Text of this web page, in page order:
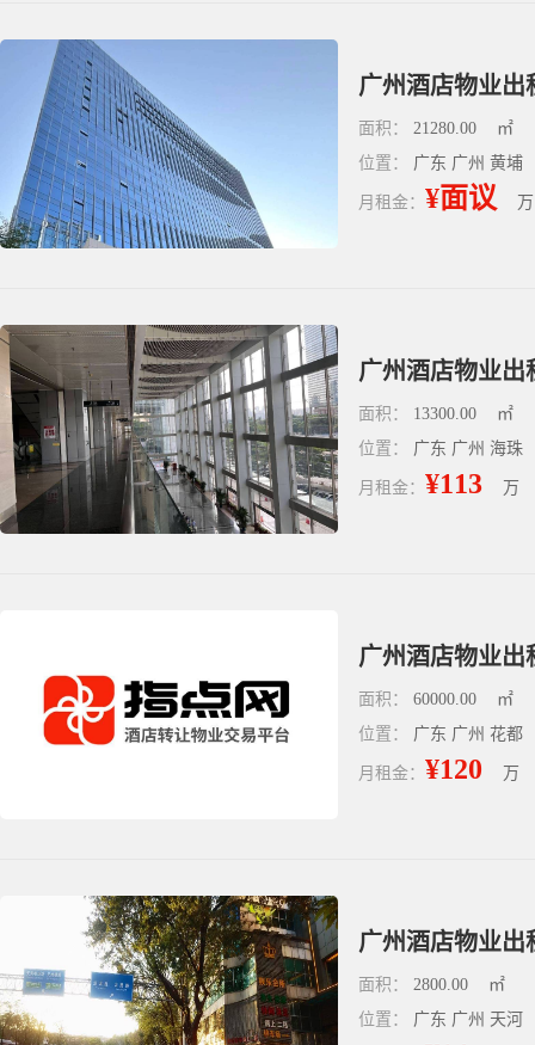
广州酒店物业出
面积： 21280.00
㎡
位置： 广东 广州 黄埔
月租金： ¥面议 万
广州酒店物业出
面积： 13300.00
㎡
位置： 广东 广州 海珠
月租金： ¥113 万
广州酒店物业出
面积： 60000.00
㎡
位置： 广东 广州 花都
月租金： ¥120 万
广州酒店物业出
面积： 2800.00
㎡
位置： 广东 广州 天河